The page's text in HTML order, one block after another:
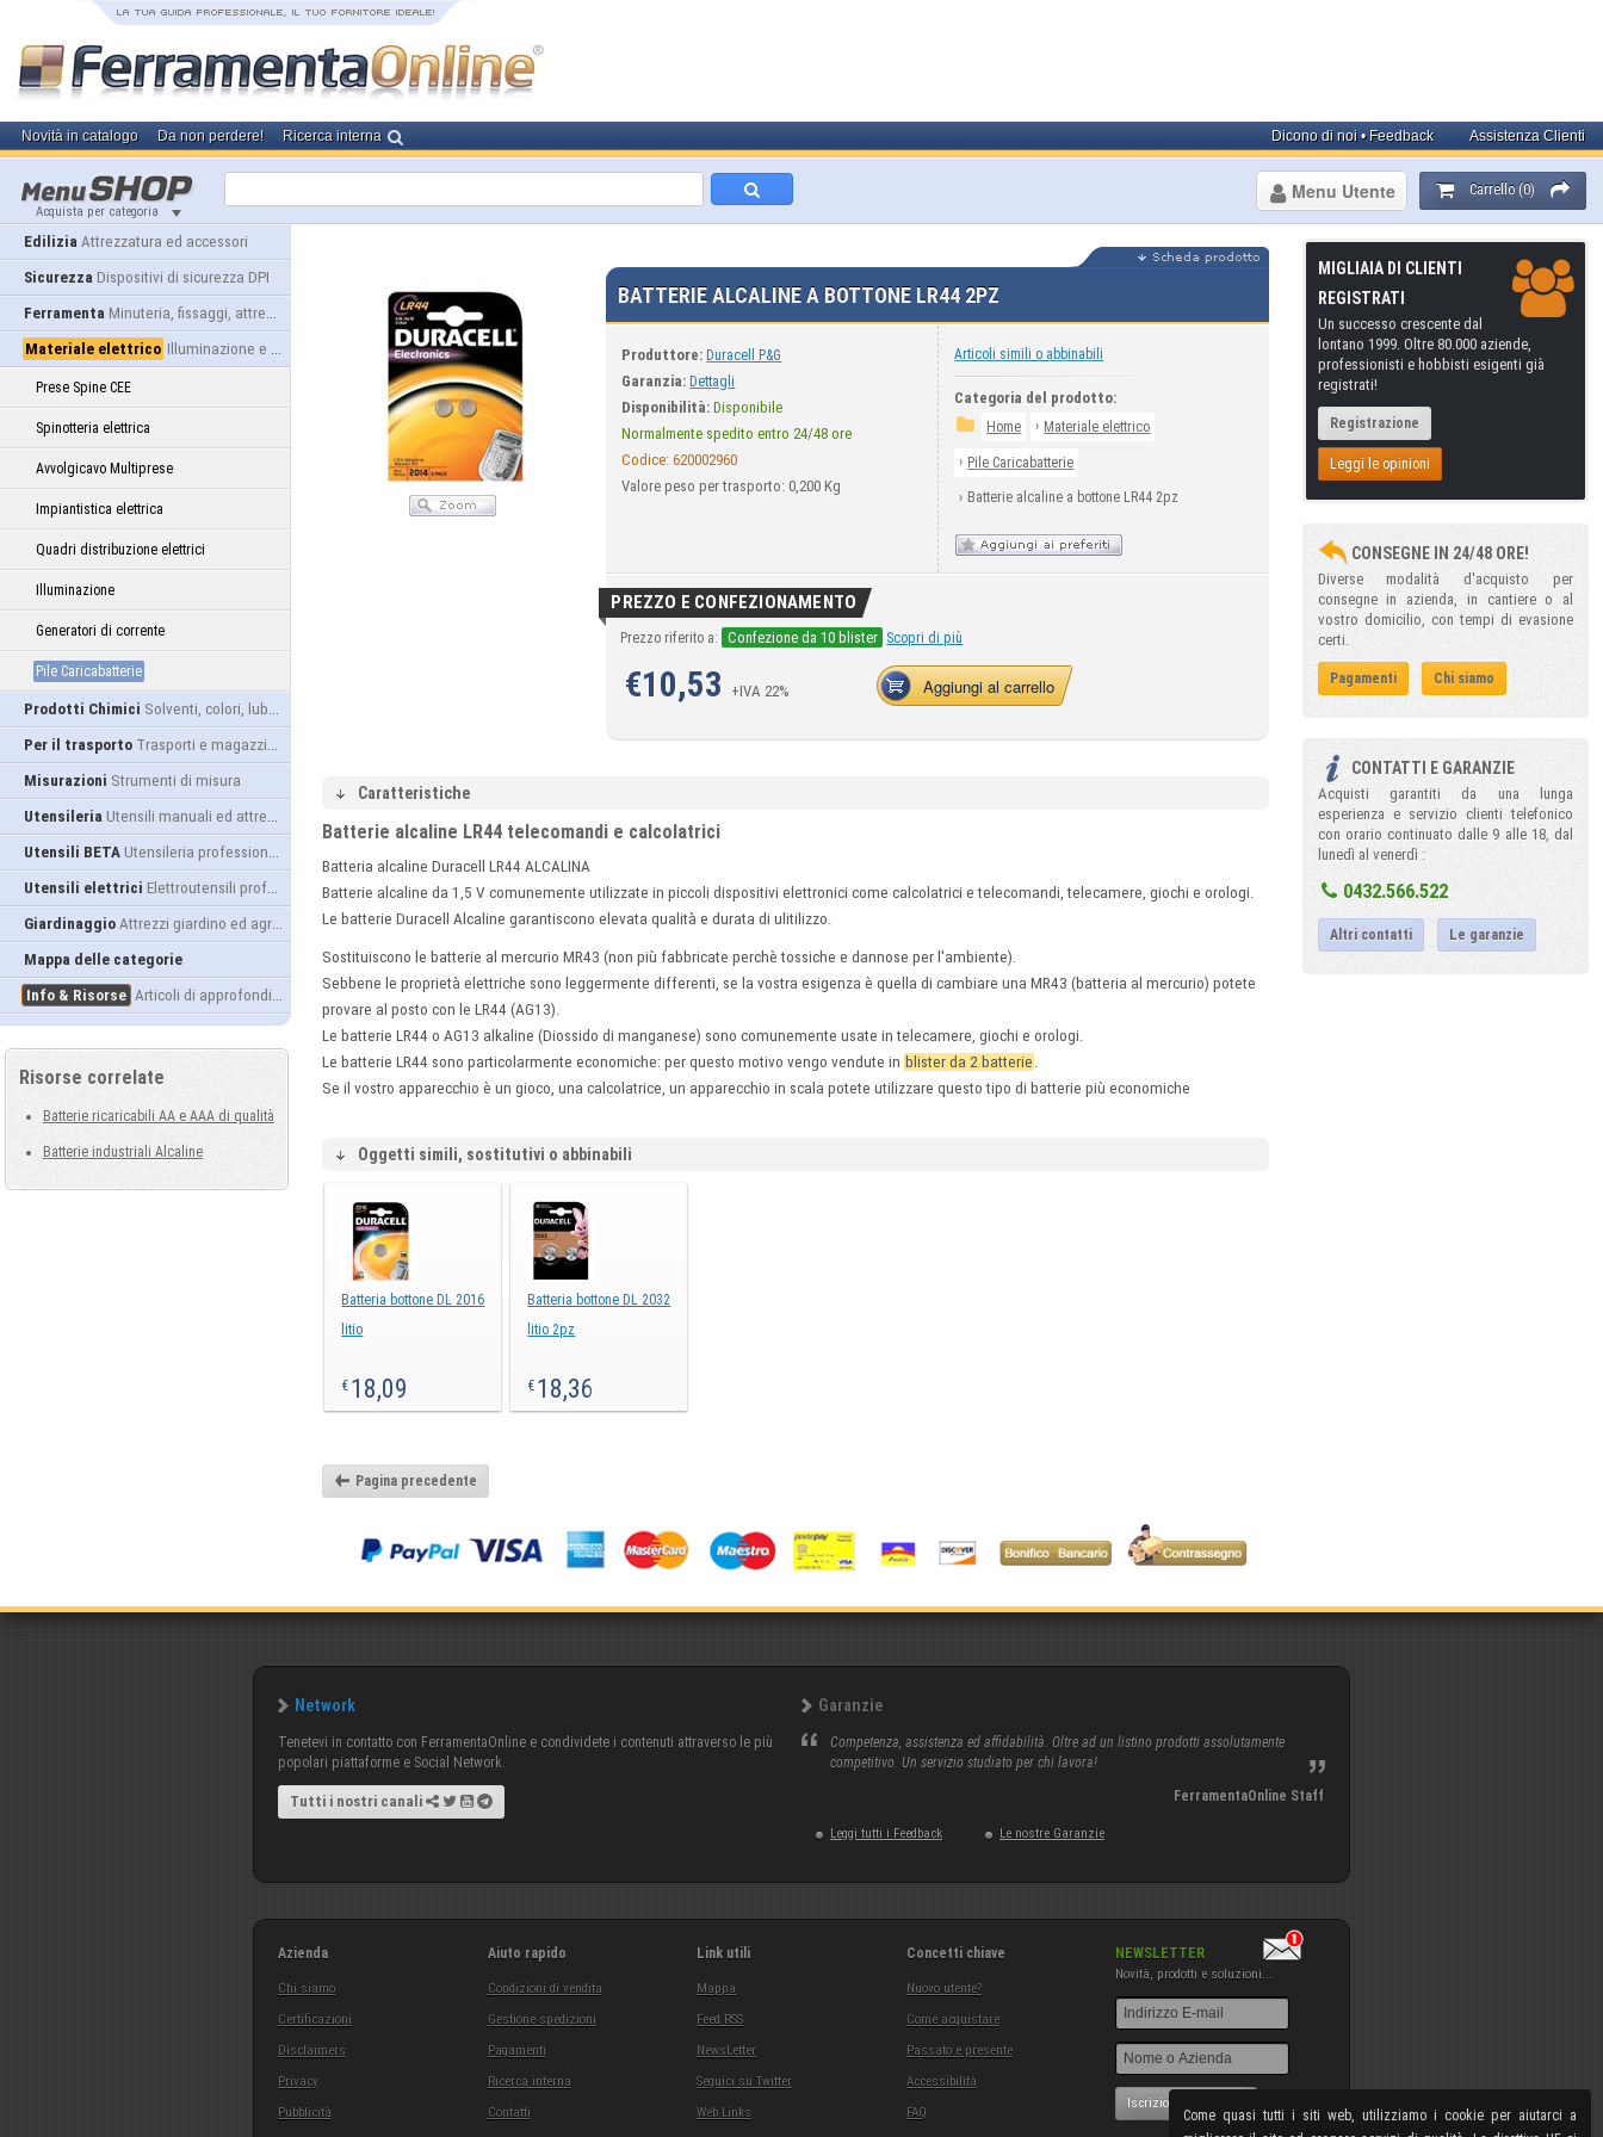
Come quasi tutti i siti web, utilizziamo i cookie per aiutarci a
Novità in catalogo Da non perdere! Ricerca interna Assistenza Clienti
Dicono di noi • Feedback
Acquista per categoria
Carrello (0)
Menu Utente
Edilizia Attrezzatura ed accessori
Sicurezza Dispositivi di sicurezza DPI
Ferramenta Minuteria, fissaggi, attrezzatura
Materiale elettrico Illuminazione e alimentazione
Prese Spine CEE
Spinotteria elettrica
Avvolgicavo Multiprese
Impiantistica elettrica
Quadri distribuzione elettrici
Illuminazione
Generatori di corrente
Pile Caricabatterie
Prodotti Chimici Solventi, colori, lubrificanti...
Per il trasporto Trasporti e magazzino
Misurazioni Strumenti di misura
Utensileria Utensili manuali ed attrezzature
Utensili BETA Utensileria professionale
Utensili elettrici Elettroutensili professionali
Giardinaggio Attrezzi giardino ed agricoltura
Mappa delle categorie
Info & Risorse Articoli di approfondimento
Risorse correlate
Batterie ricaricabili AA e AAA di qualità
Batterie industriali Alcaline
BATTERIE ALCALINE A BOTTONE LR44 2PZ
Produttore: Duracell P&G
Garanzia: Dettagli
Disponibilità: Disponibile
Normalmente spedito entro 24/48 ore
Codice:620002960
Valore peso per trasporto: 0,200 Kg
Articoli simili o abbinabili
Categoria del prodotto:
Home › Materiale elettrico
› Pile Caricabatterie
› Batterie alcaline a bottone LR44 2pz
PREZZO E CONFEZIONAMENTO
Prezzo riferito a: Confezione da 10 blister Scopri di più
€10,53 +IVA 22% Aggiungi al carrello
Caratteristiche
Batterie alcaline LR44 telecomandi e calcolatrici
Batteria alcaline Duracell LR44 ALCALINA
Batterie alcaline da 1,5 V comunemente utilizzate in piccoli dispositivi elettronici come calcolatrici e telecomandi, telecamere, giochi e orologi.
Le batterie Duracell Alcaline garantiscono elevata qualità e durata di ulitilizzo.
Sostituiscono le batterie al mercurio MR43 (non più fabbricate perchè tossiche e dannose per l'ambiente).
Sebbene le proprietà elettriche sono leggermente differenti, se la vostra esigenza è quella di cambiare una MR43 (batteria al mercurio) potete
provare al posto con le LR44 (AG13).
Le batterie LR44 o AG13 alkaline (Diossido di manganese) sono comunemente usate in telecamere, giochi e orologi.
Le batterie LR44 sono particolarmente economiche: per questo motivo vengo vendute in blister da 2 batterie .
Se il vostro apparecchio è un gioco, una calcolatrice, un apparecchio in scala potete utilizzare questo tipo di batterie più economiche
Oggetti simili, sostitutivi o abbinabili
Batteria bottone DL 2016
litio
€ 18,09
Batteria bottone DL 2032
litio 2pz
€ 18,36
Pagina precedente
MIGLIAIA DI CLIENTI
REGISTRATI
Un successo crescente dal
lontano 1999. Oltre 80.000 aziende,
professionisti e hobbisti esigenti già
registrati!
Registrazione
Leggi le opinioni
CONSEGNE IN 24/48 ORE!
Diverse modalità d'acquisto per
consegne in azienda, in cantiere o al
vostro domicilio, con tempi di evasione
certi.
Pagamenti Chi siamo
CONTATTI E GARANZIE
Acquisti garantiti da una lunga
esperienza e servizio clienti telefonico
con orario continuato dalle 9 alle 18, dal
lunedì al venerdì :
0432.566.522
Altri contatti Le garanzie
Network
Tenetevi in contatto con FerramentaOnline e condividete i contenuti attraverso le più
popolari piattaforme e Social Network.
Tutti i nostri canali
Garanzie
Competenza, assistenza ed affidabilità. Oltre ad un listino prodotti assolutamente
competitivo. Un servizio studiato per chi lavora!
FerramentaOnline Staff
Leggi tutti i Feedback Le nostre Garanzie
Azienda
Chi siamo
Certificazioni
Disclaimers
Privacy
Pubblicità
Aiuto rapido
Condizioni di vendita
Gestione spedizioni
Pagamenti
Ricerca interna
Contatti
Link utili
Mappa
Feed RSS
NewsLetter
Seguici su Twitter
Web Links
Concetti chiave
Nuovo utente?
Come acquistare
Passato e presente
Accessibilità
FAQ
NEWSLETTER
Novità, prodotti e soluzioni...
Iscrizione NewsLetter